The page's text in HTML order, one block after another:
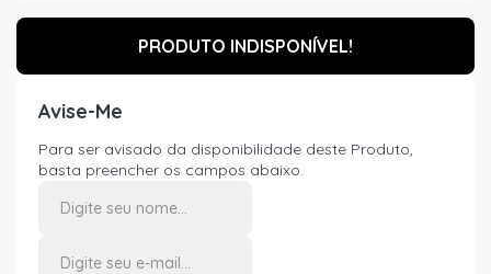
PRODUTO INDISPONÍVEL!
Avise-Me
Para ser avisado da disponibilidade deste Produto,
basta preencher os campos abaixo.